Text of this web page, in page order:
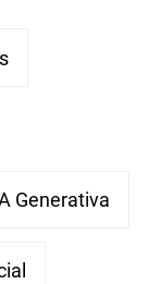
Generativa